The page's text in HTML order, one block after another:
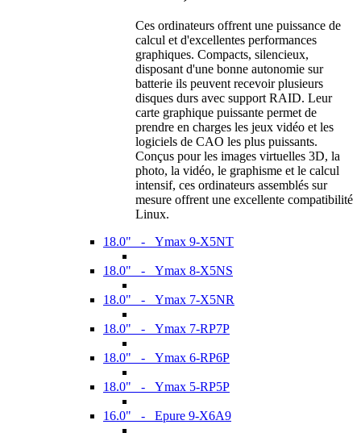
Ces ordinateurs offrent une puissance de
calcul et d'excellentes performances
graphiques. Compacts, silencieux,
disposant d'une bonne autonomie sur
batterie ils peuvent recevoir plusieurs
disques durs avec support RAID. Leur
carte graphique puissante permet de
prendre en charges les jeux vidéo et les
logiciels de CAO les plus puissants.
Conçus pour les images virtuelles 3D, la
photo, la vidéo, le graphisme et le calcul
intensif, ces ordinateurs assemblés sur
mesure offrent une excellente compatibilité
Linux.
18.0" - Ymax 9-X5NT
18.0" - Ymax 8-X5NS
18.0" - Ymax 7-X5NR
18.0" - Ymax 7-RP7P
18.0" - Ymax 6-RP6P
18.0" - Ymax 5-RP5P
16.0" - Epure 9-X6A9